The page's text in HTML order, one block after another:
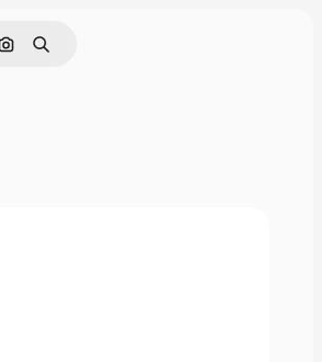
Nach Bild suchen
Suchen